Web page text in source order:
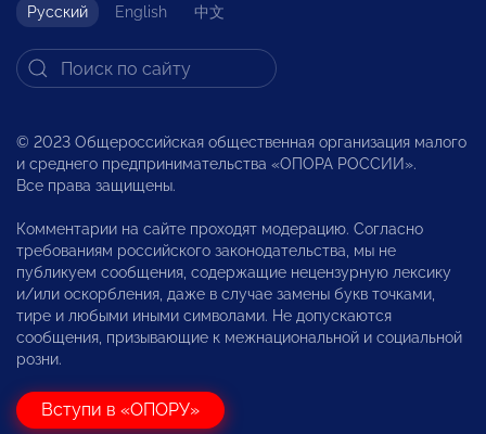
Русский English 中文
© 2023 Общероссийская общественная организация малого
и среднего предпринимательства «ОПОРА РОССИИ».
Все права защищены.
Комментарии на сайте проходят модерацию. Согласно
требованиям российского законодательства, мы не
публикуем сообщения, содержащие нецензурную лексику
и/или оскорбления, даже в случае замены букв точками,
тире и любыми иными символами. Не допускаются
сообщения, призывающие к межнациональной и социальной
розни.
Вступи в «ОПОРУ»